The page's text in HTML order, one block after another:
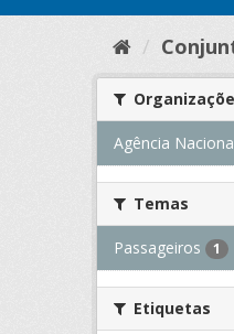
Agência
Temas
Passageiros 1
Etiquetas